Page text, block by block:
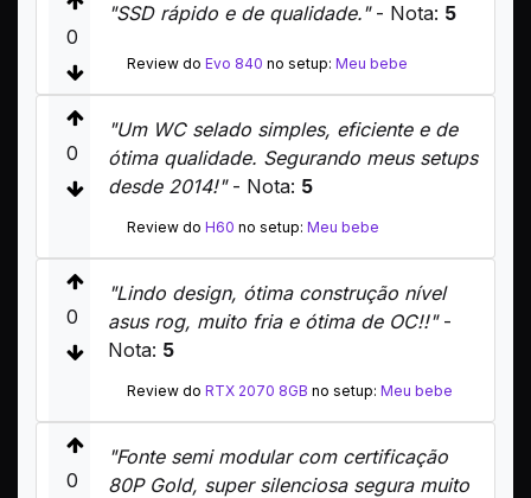
0
"SSD rápido e de qualidade."- Nota: 5
Review do Evo 840 no setup: Meu bebe
0
"Um WC selado simples, eficiente e de
ótima qualidade. Segurando meus setups
desde 2014!"- Nota: 5
Review do H60 no setup: Meu bebe
0
"Lindo design, ótima construção nível
asus rog, muito fria e ótima de OC!!"-
Nota: 5
Review do RTX 2070 8GB no setup: Meu bebe
0
"Fonte semi modular com certificação
80P Gold, super silenciosa segura muito